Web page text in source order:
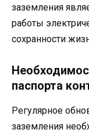
заземления
работы
сохранности
паспорта
Регулярное
заземления